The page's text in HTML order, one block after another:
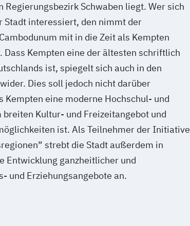
Regierungsbezirk Schwaben liegt. Wer sich
Stadt interessiert, den nimmt der
mit in die Zeit als Kempten
Dass Kempten eine der ältesten schriftlich
ist, spiegelt sich auch in den
Dies soll jedoch nicht darüber
Kempten eine moderne Hochschul- und
Kultur- und Freizeitangebot und
ist. Als Teilnehmer der Initiative
strebt die Stadt außerdem in
Entwicklung ganzheitlicher und
und Erziehungsangebote an.